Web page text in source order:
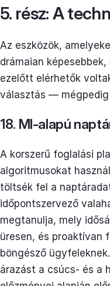
5. rész: A
Az eszközök,
drámaian
ezelőtt elérhetők
választás —
18. MI-alapú
A korszerű foglalási
algoritmusokat
töltsék fel a
időpontszervező
megtanulja, mely
üresen, és proaktívan
böngésző
árazást a csúcs- és a